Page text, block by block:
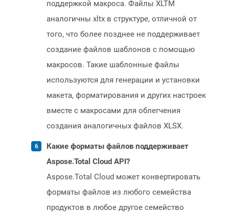
поддержкой макроса. Файлы XLTM
аналогичны xltx в структуре, отличной от
того, что более позднее не поддерживает
создание файлов шаблонов с помощью
макросов. Такие шаблонные файлы
используются для генерации и установки
макета, форматирования и других настроек
вместе с макросами для облегчения
создания аналогичных файлов XLSX.
Какие форматы файлов поддерживает
Aspose.Total Cloud API?
Aspose.Total Cloud может конвертировать
форматы файлов из любого семейства
продуктов в любое другое семейство